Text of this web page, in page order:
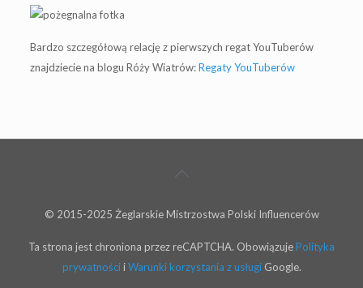
Bardzo szczegółową relację z pierwszych regat YouTuberów
znajdziecie na blogu Róży Wiatrów:Regaty YouTuberów
© 2015-2025 Żeglarskie Mistrzostwa Polski Influencerów
Ta strona jest chroniona przez reCAPTCHA. ObowiązujePolityka
prywatnościiWarunki korzystania z usługiGoogle.